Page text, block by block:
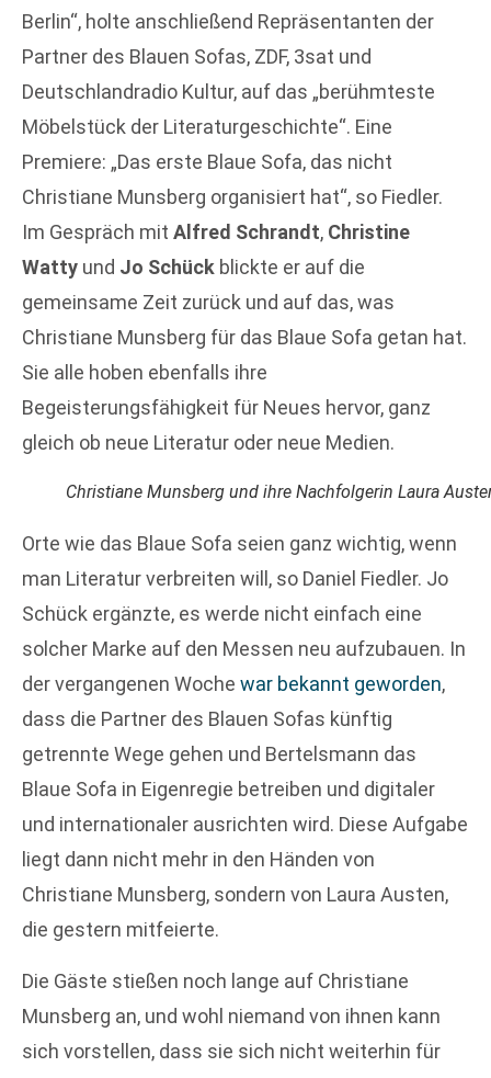
Berlin“, holte anschließend Repräsentanten der
Partner des Blauen Sofas, ZDF, 3sat und
Deutschlandradio Kultur, auf das „berühmteste
Möbelstück der Literaturgeschichte“. Eine
Premiere: „Das erste Blaue Sofa, das nicht
Christiane Munsberg organisiert hat“, so Fiedler.
Im Gespräch mit Alfred Schrandt, Christine
Watty und Jo Schück blickte er auf die
gemeinsame Zeit zurück und auf das, was
Christiane Munsberg für das Blaue Sofa getan hat.
Sie alle hoben ebenfalls ihre
Begeisterungsfähigkeit für Neues hervor, ganz
gleich ob neue Literatur oder neue Medien.
Christiane Munsberg und ihre Nachfolgerin Laura
Orte wie das Blaue Sofa seien ganz wichtig, wenn
man Literatur verbreiten will, so Daniel Fiedler. Jo
Schück ergänzte, es werde nicht einfach eine
solcher Marke auf den Messen neu aufzubauen. In
der vergangenen Woche war bekannt geworden,
dass die Partner des Blauen Sofas künftig
getrennte Wege gehen und Bertelsmann das
Blaue Sofa in Eigenregie betreiben und digitaler
und internationaler ausrichten wird. Diese Aufgabe
liegt dann nicht mehr in den Händen von
Christiane Munsberg, sondern von Laura Austen,
die gestern mitfeierte.
Die Gäste stießen noch lange auf Christiane
Munsberg an, und wohl niemand von ihnen kann
sich vorstellen, dass sie sich nicht weiterhin für